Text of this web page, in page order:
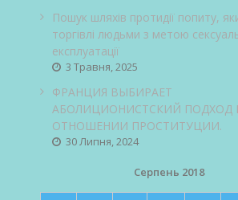
Пошук шляхів протидії попиту,
торгівлі людьми з метою
експлуатації
3 Травня, 2025
ФРАНЦИЯ ВЫБИРАЕТ
АБОЛИЦИОНИСТСКИЙ ПОДХОД
ОТНОШЕНИИ ПРОСТИТУЦИИ.
30 Липня, 2024
Серпень 2018